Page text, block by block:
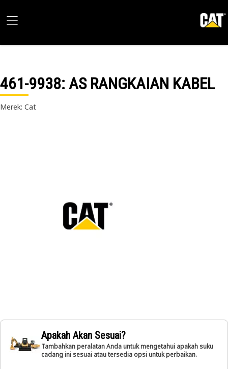
461-9938: AS RANGKAIAN KABEL
Merek: Cat
Apakah Akan Sesuai?
Tambahkan peralatan Anda untuk mengetahui apakah suku
cadang ini sesuai atau tersedia opsi untuk perbaikan.